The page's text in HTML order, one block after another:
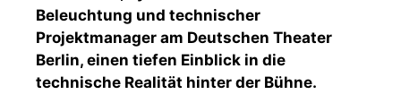
Beleuchtung und technischer
Projektmanager am Deutschen Theater
Berlin, einen tiefen Einblick in die
technische Realität hinter der Bühne.